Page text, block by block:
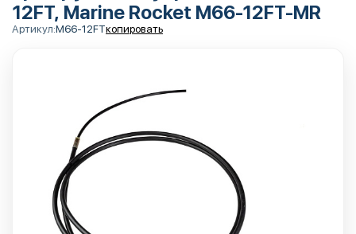
12FT, Marine Rocket M66-12FT-MR
Артикул:M66-12FTкопировать